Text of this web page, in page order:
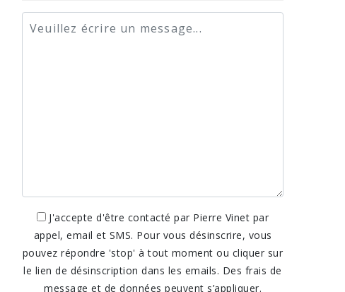
J'accepte d'être contacté par Pierre Vinet par
appel, email et SMS. Pour vous désinscrire, vous
pouvez répondre 'stop' à tout moment ou cliquer sur
le lien de désinscription dans les emails. Des frais de
message et de données peuvent s’appliquer.